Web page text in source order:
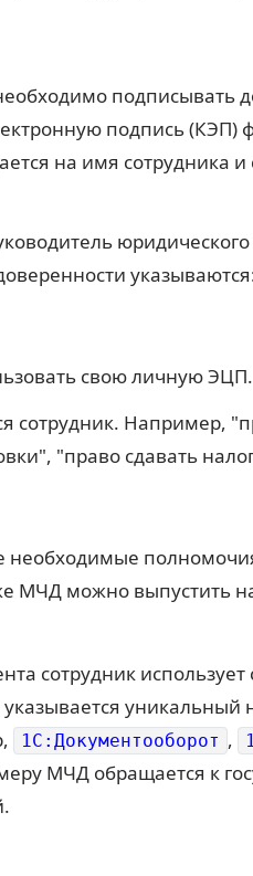
подписывать
подпись (КЭП)
на имя сотрудника
свою личную ЭЦП.
сотрудник. Например,
"право сдавать
необходимые
МЧД можно выпустить
сотрудник
уникальный
1С:Документооборот ,
МЧД обращается к